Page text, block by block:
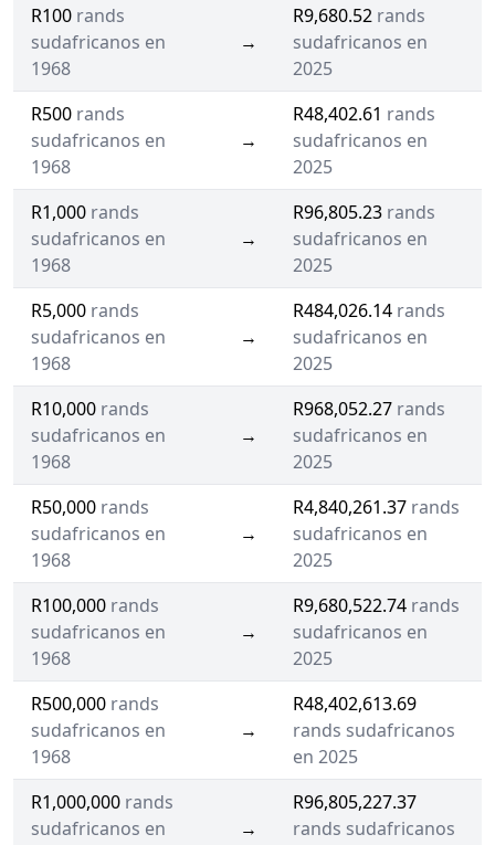
R100 rands
sudafricanos en
1968
→
R9,680.52 rands
sudafricanos en
2025
R500 rands
sudafricanos en
1968
→
R48,402.61 rands
sudafricanos en
2025
R1,000 rands
sudafricanos en
1968
→
R96,805.23 rands
sudafricanos en
2025
R5,000 rands
sudafricanos en
1968
→
R484,026.14 rands
sudafricanos en
2025
R10,000 rands
sudafricanos en
1968
→
R968,052.27 rands
sudafricanos en
2025
R50,000 rands
sudafricanos en
1968
→
R4,840,261.37 rands
sudafricanos en
2025
R100,000 rands
sudafricanos en
1968
→
R9,680,522.74 rands
sudafricanos en
2025
R500,000 rands
sudafricanos en
1968
→
R48,402,613.69
rands sudafricanos
en 2025
R1,000,000 rands
sudafricanos en
→
R96,805,227.37
rands sudafricanos